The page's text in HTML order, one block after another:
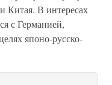
Китая. В интересах
с Германией,
японо-русско-